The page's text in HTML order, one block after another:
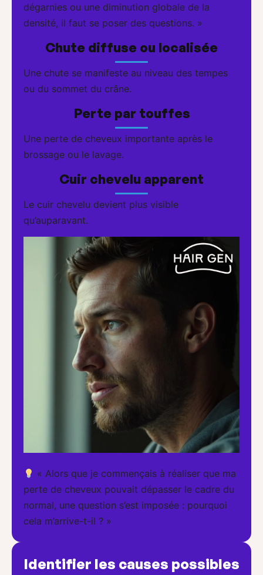
dégarnies ou une diminution globale de la
densité, il faut se poser des questions. »
Chute diffuse ou localisée
Une chute se manifeste au niveau des tempes
ou du sommet du crâne.
Perte par touffes
Une perte de cheveux importante après le
brossage ou le lavage.
Cuir chevelu apparent
Le cuir chevelu devient plus visible
qu’auparavant.
« Alors que je commençais à réaliser que ma
perte de cheveux pouvait dépasser le cadre du
normal, une question s’est imposée : pourquoi
cela m’arrive-t-il ? »
Identifier les causes possibles